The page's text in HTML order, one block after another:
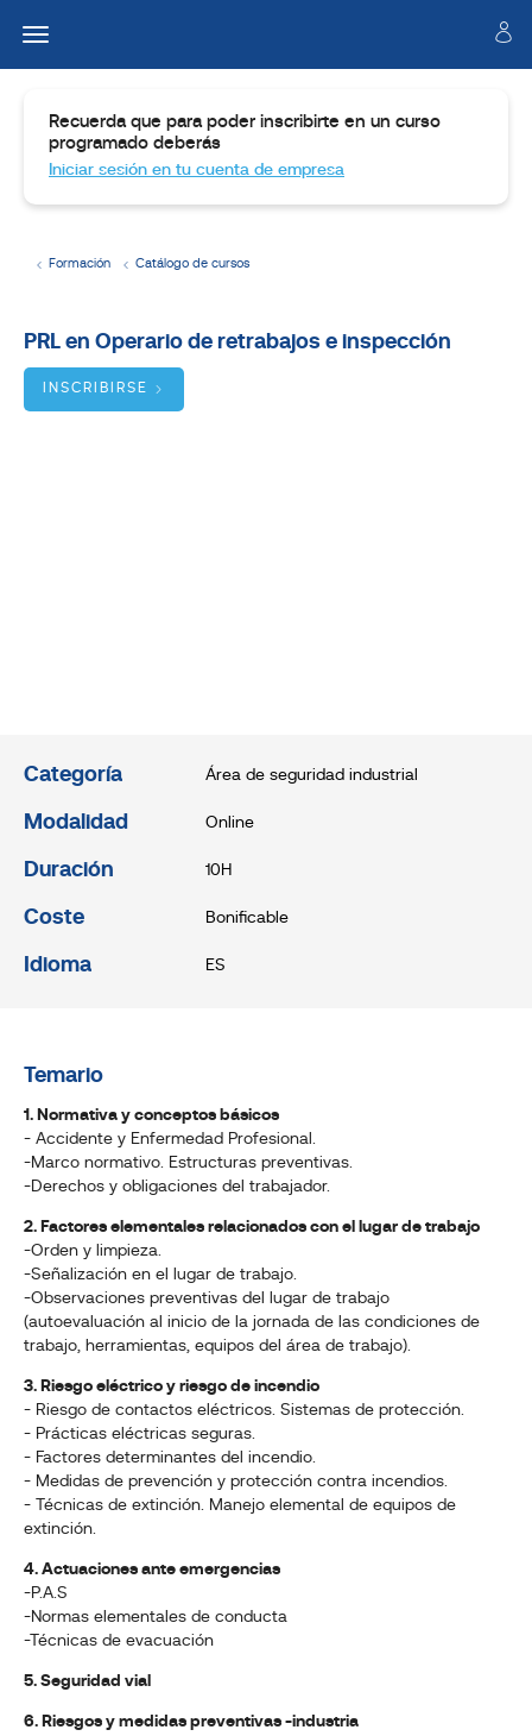
Formación Catálogo de cursos
Dirigido
Recuerda que para poder inscribirte en un curso
programado deberás
Iniciar sesión en tu cuenta de empresa
PRL en Operario de retrabajos e inspección
INSCRIBIRSE
Categoría Área de seguridad industrial
Modalidad Online
Duración 10H
Coste Bonificable
Idioma ES
Temario
1. Normativa y conceptos básicos
- Accidente y Enfermedad Profesional.
-Marco normativo. Estructuras preventivas.
-Derechos y obligaciones del trabajador.
2. Factores elementales relacionados con el lugar de trabajo
-Orden y limpieza.
-Señalización en el lugar de trabajo.
-Observaciones preventivas del lugar de trabajo
(autoevaluación al inicio de la jornada de las condiciones de
trabajo, herramientas, equipos del área de trabajo).
3. Riesgo eléctrico y riesgo de incendio
- Riesgo de contactos eléctricos. Sistemas de protección.
- Prácticas eléctricas seguras.
- Factores determinantes del incendio.
- Medidas de prevención y protección contra incendios.
- Técnicas de extinción. Manejo elemental de equipos de
extinción.
4. Actuaciones ante emergencias
-P.A.S
-Normas elementales de conducta
-Técnicas de evacuación
5. Seguridad vial
6. Riesgos y medidas preventivas -industria